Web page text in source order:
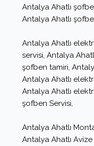
Antalya Ahatlı
Antalya Ahatlı
Antalya Ahatlı
servisi, Antalya
şofben tamiri,
Antalya Ahatlı
Antalya Ahatlı
şofben Servisi,
Antalya Ahatlı
Antalya Ahatlı